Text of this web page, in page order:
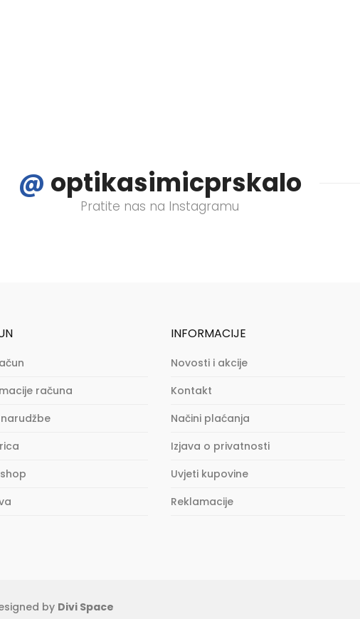
@ optikasimicprskalo
Pratite nas na Instagramu
računa
INFORMACIJE
Novosti i akcije
Kontakt
Načini plaćanja
Izjava o privatnosti
Uvjeti kupovine
Reklamacije
by Divi Space